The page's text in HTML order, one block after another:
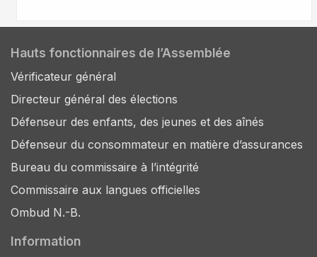
Hauts fonctionnaires de l’Assemblée
Vérificateur général
Directeur général des élections
Défenseur des enfants, des jeunes et des aînés
Défenseur du consommateur en matière d’assurances
Bureau du commissaire à l’intégrité
Commissaire aux langues officielles
Ombud N.-B.
Information